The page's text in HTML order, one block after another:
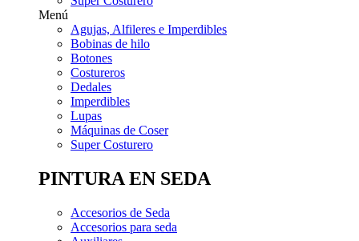
Menú
Agujas, Alfileres e Imperdibles
Bobinas de hilo
Botones
Costureros
Dedales
Imperdibles
Lupas
Máquinas de Coser
Super Costurero
PINTURA EN SEDA
Accesorios de Seda
Accesorios para seda